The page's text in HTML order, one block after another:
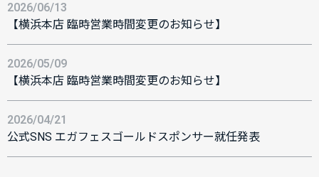
2026/06/13
【横浜本店 臨時営業時間変更のお知らせ】
2026/05/09
【横浜本店 臨時営業時間変更のお知らせ】
2026/04/21
公式SNS エガフェスゴールドスポンサー就任発表